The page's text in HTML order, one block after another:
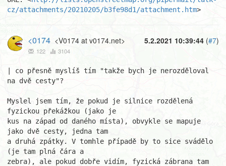
cz/attachments/20210205/b3fe98d1/attachment.htm>
5.2.2021 10:39:44 (#7)
<0174 <V0174 at v0174.net>
122 3104
| co přesně myslíš tím "takže bych je nerozděloval
na dvě cesty"?
Myslel jsem tím, že pokud je silnice rozdělená
fyzickou překážkou (jako je
kus na západ od daného místa), obvykle se mapuje
jako dvě cesty, jedna tam
a druhá zpátky. V tomhle případě by to sice svádělo
(je tam plná čára a
zebra), ale pokud dobře vidím, fyzická zábrana tam